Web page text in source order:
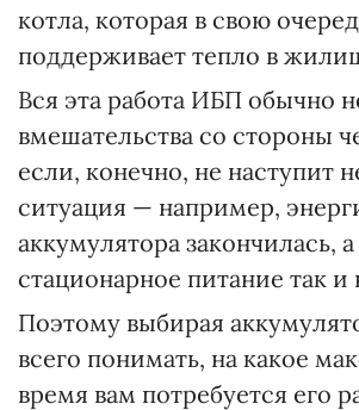
котла, которая в свою
поддерживает тепло в
Вся эта работа ИБП обычно
вмешательства со стороны
если, конечно, не наступит
ситуация — например,
аккумулятора закончилась, а
стационарное питание так и
Поэтому выбирая
всего понимать, на какое
время вам потребуется его